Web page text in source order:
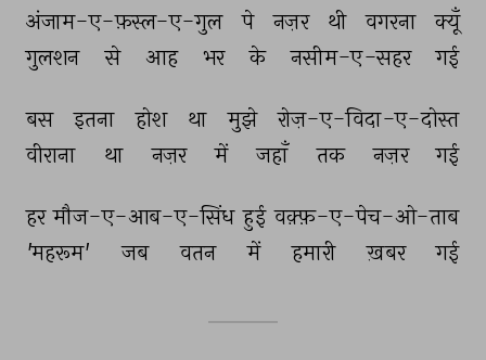
अंजाम-ए-फ़स्ल-ए-गुल पे नज़र थी वगरना क्यूँ
गुलशन से आह भर के नसीम-ए-सहर गई
बस इतना होश था मुझे रोज़-ए-विदा-ए-दोस्त
वीराना था नज़र में जहाँ तक नज़र गई
हर मौज-ए-आब-ए-सिंध हुई वक़्फ़-ए-पेच-ओ-ताब
'महरूम' जब वतन में हमारी ख़बर गई